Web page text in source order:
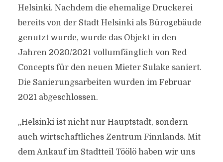
Helsinki. Nachdem die ehemalige Druckerei
bereits von der Stadt Helsinki als Bürogebäude
genutzt wurde, wurde das Objekt in den
Jahren 2020/2021 vollumfänglich von Red
Concepts für den neuen Mieter Sulake saniert.
Die Sanierungsarbeiten wurden im Februar
2021 abgeschlossen.
„Helsinki ist nicht nur Hauptstadt, sondern
auch wirtschaftliches Zentrum Finnlands. Mit
dem Ankauf im Stadtteil Töölö haben wir uns